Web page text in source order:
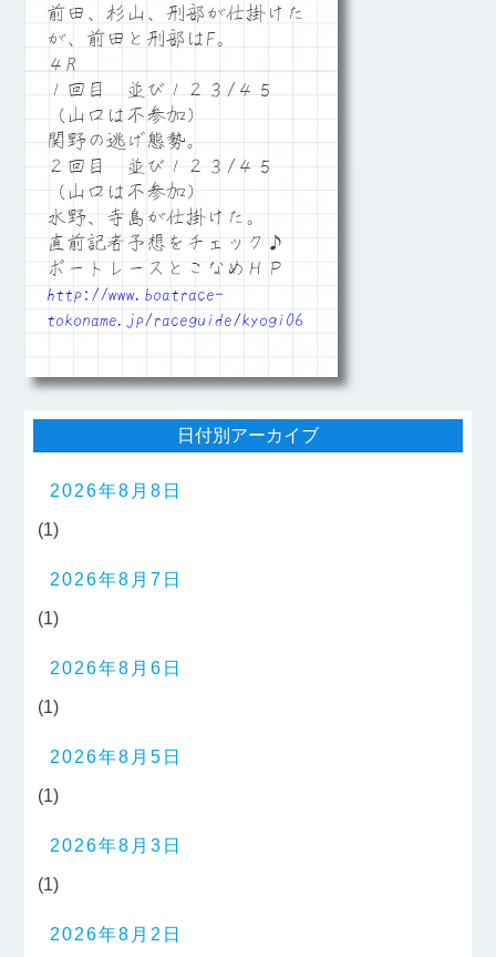
前田、杉山、刑部が仕掛けた
が、前田と刑部はF。
４R
１回目 並び１２３/４５
（山口は不参加）
関野の逃げ態勢。
２回目 並び１２３/４５
（山口は不参加）
水野、寺島が仕掛けた。
直前記者予想をチェック♪
ボートレースとこなめＨＰ
http://www.boatrace-
tokoname.jp/raceguide/kyogi06
日付別アーカイブ
2026年8月8日
(1)
2026年8月7日
(1)
2026年8月6日
(1)
2026年8月5日
(1)
2026年8月3日
(1)
2026年8月2日